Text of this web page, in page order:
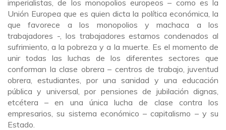
imperialistas, de los monopolios europeos – como es la
Unión Europea que es quien dicta la política económica, la
que favorece a los monopolios y machaca a los
trabajadores -, los trabajadores estamos condenados al
sufrimiento, a la pobreza y a la muerte. Es el momento de
unir todas las luchas de los diferentes sectores que
conforman la clase obrera – centros de trabajo, juventud
obrera, estudiantes, por una sanidad y una educación
pública y universal, por pensiones de jubilación dignas,
etcétera – en una única lucha de clase contra los
empresarios, su sistema económico – capitalismo – y su
Estado.